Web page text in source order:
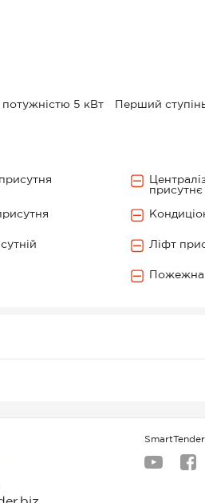
потужністю 5 кВт Перший
присутнє
Ліфт
Пожежна